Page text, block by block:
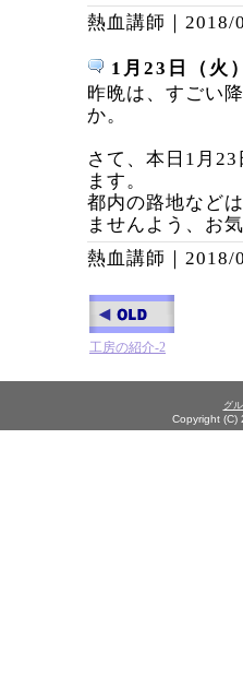
熱血講師｜ 2018/
1月23日（火
昨晩は、すごい
か。
さて、本日1月
ます。
都内の路地など
ませんよう、お
熱血講師｜ 2018/
工房の紹介-2
グ
Copyright (C)